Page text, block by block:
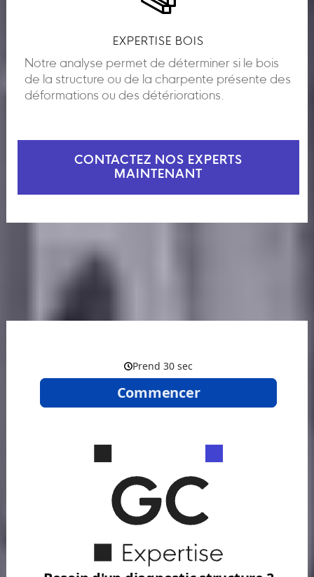
EXPERTISE BOIS
Notre analyse permet de déterminer si le bois
de la structure ou de la charpente présente des
déformations ou des détériorations.
CONTACTEZ NOS EXPERTS
MAINTENANT